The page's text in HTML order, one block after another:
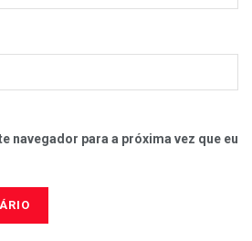
navegador para a próxima vez que eu